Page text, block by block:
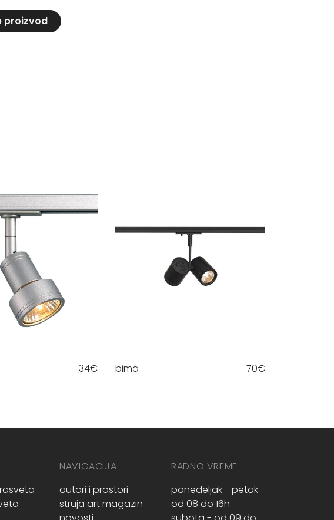
proizvod
34€ bima 70€
NAVIGACIJA
autori i prostori
struja art magazin
RADNO VREME
ponedeljak - petak
od 08 do 16h